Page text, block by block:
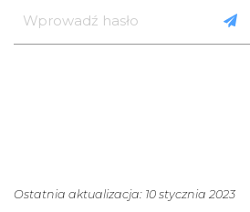
DROBNOUSTRÓJ
hasło
Ostatnia aktualizacja: 10 stycznia 2023